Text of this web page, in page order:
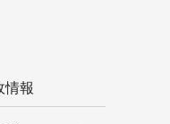
情報